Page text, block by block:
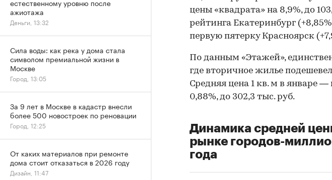
цены «квадрата» на 8,9%, до
рейтинга Екатеринбург
первую пятерку Красноярск
По данным «Этажей»,
где вторичное жилье
Средняя цена 1 кв. м в январе
0,88%, до 302,3 тыс. руб.
Динамика средней
рынке городов-
года
естественному уровню после
ажиотажа
Деньги, 13:32
Сила воды: как река у дома стала
символом премиальной жизни в
Москве
Город, 13:05
За 9 лет в Москве в кадастр внесли
более 500 новостроек по реновации
Город, 12:25
От каких материалов при ремонте
дома стоит отказаться в 2026 году
Дизайн, 11:47